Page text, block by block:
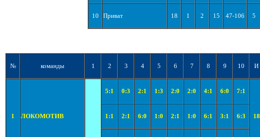
10 Приват 18 1 2 15 47-106 5
№ команды 1 2 3 4 5 6 7 8 9 10 И
1 ЛОКОМОТИВ
5:1 0:3 2:1 1:3 2:0 2:0 4:1 6:0 7:1
18
1:1 2:1 6:0 1:0 2:1 1:0 6:1 3:1 6:3